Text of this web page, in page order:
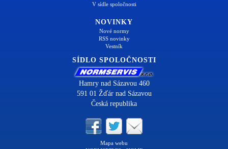
V sídle spoločnosti
NOVINKY
Nové normy
RSS novinky
Vestník
SÍDLO SPOLOČNOSTI
Hamry nad Sázavou 460
591 01 Žďár nad Sázavou
Česká republika
Mapa webu